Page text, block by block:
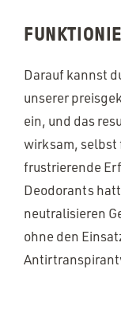
Darauf kannst
unserer
ein, und das
wirksam, selbst
frustrierende
Deodorants
neutralisieren
ohne den